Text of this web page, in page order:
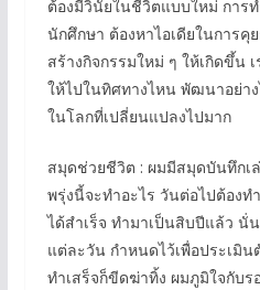
ต้องมีวินัยในชีวิตแบบใหม่ การ
นักศึกษา ต้องหาไอเดียในการ
สร้างกิจกรรมใหม่ ๆ ให้เกิดขึ้น
ให้ไปในทิศทางไหน พัฒนาอย่าง
ในโลกที่เปลี่ยนแปลงไปมาก
สมุดช่วยชีวิต : ผมมีสมุดบันทึกเ
พรุ่งนี้จะทำอะไร วันต่อไปต้องท
ได้สำเร็จ ทำมาเป็นสิบปีแล้ว นั่
แต่ละวัน กำหนดไว้เพื่อประเมิน
ทำเสร็จก็ขีดฆ่าทิ้ง ผมภูมิใจกับ